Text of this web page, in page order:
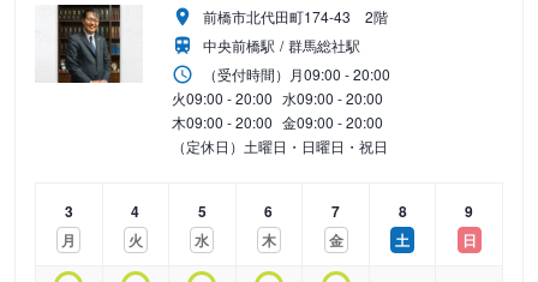
前橋市北代田町174-43 2階
中央前橋駅
群馬総社駅
（受付時間） 月09:00 - 20:00
火09:00 - 20:00 水09:00 - 20:00
木09:00 - 20:00 金09:00 - 20:00
（定休日）土曜日・日曜日・祝日
3
月
4
火
5
水
6
木
7
金
8
土
9
日